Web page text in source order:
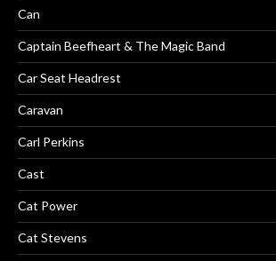
Can
Captain Beefheart & The Magic Band
Car Seat Headrest
Caravan
Carl Perkins
Cast
Cat Power
Cat Stevens